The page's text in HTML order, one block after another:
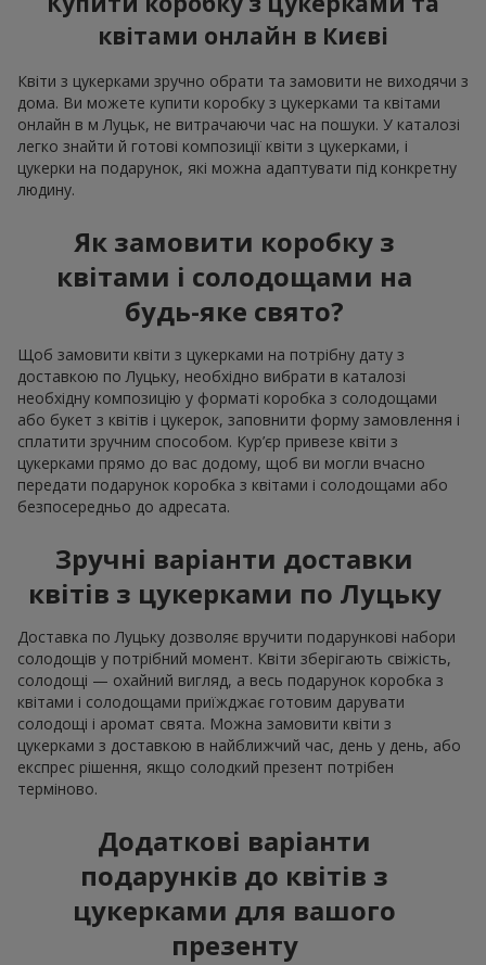
квітами онлайн в Києві
Квіти з цукерками зручно обрати та замовити не виходячи з
дома. Ви можете купити коробку з цукерками та квітами
онлайн в м Луцьк, не витрачаючи час на пошуки. У каталозі
легко знайти й готові композиції квіти з цукерками, і
цукерки на подарунок, які можна адаптувати під конкретну
людину.
Як замовити коробку з
квітами і солодощами на
будь-яке свято?
Щоб замовити квіти з цукерками на потрібну дату з
доставкою по Луцьку, необхідно вибрати в каталозі
необхідну композицію у форматі коробка з солодощами
або букет з квітів і цукерок, заповнити форму замовлення і
сплатити зручним способом. Кур’єр привезе квіти з
цукерками прямо до вас додому, щоб ви могли вчасно
передати подарунок коробка з квітами і солодощами або
безпосередньо до адресата.
Зручні варіанти доставки
квітів з цукерками по Луцьку
Доставка по Луцьку дозволяє вручити подарункові набори
солодощів у потрібний момент. Квіти зберігають свіжість,
солодощі — охайний вигляд, а весь подарунок коробка з
квітами і солодощами приїжджає готовим дарувати
солодощі і аромат свята. Можна замовити квіти з
цукерками з доставкою в найближчий час, день у день, або
експрес рішення, якщо солодкий презент потрібен
терміново.
Додаткові варіанти
подарунків до квітів з
цукерками для вашого
презенту